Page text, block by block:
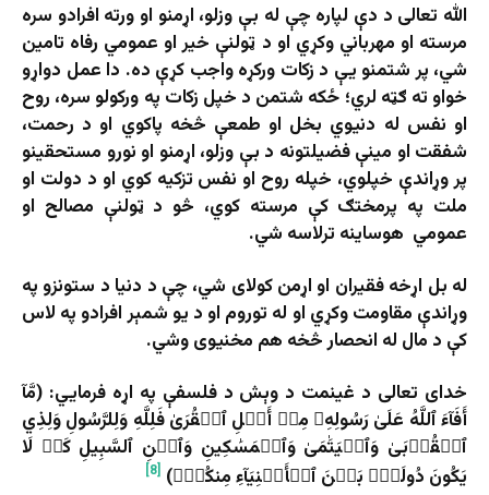
الله تعالی د دې لپاره چې له بې وزلو، اړمنو او ورته افرادو سره
مرسته او مهرباني وکړي او د ټولنې خیر او عمومي رفاه تامین
شي، پر شتمنو یې د زکات ورکړه واجب کړې ده. دا عمل دواړو
خواو ته ګټه لري؛ ځکه شتمن د خپل زکات په ورکولو سره، روح
او نفس له دنیوي بخل او طمعې څخه پاکوي او د رحمت،
شفقت او مینې فضیلتونه د بې وزلو، اړمنو او نورو مستحقینو
پر وړاندې خپلوي، خپله روح او نفس تزکیه کوي او د دولت او
ملت په پرمختګ کې مرسته کوي، څو د ټولنې مصالح او
عمومي هوساینه ترلاسه شي.
له بل اړخه فقیران او اړمن کولای شي، چې د دنیا د ستونزو په
وړاندې مقاومت وکړي او له توروم او د یو شمېر افرادو په لاس
کې د مال له انحصار څخه هم مخنیوی وشي.
خدای تعالی د غینمت د وېش د فلسفې په اړه فرمايي: (مَّآ
أَفَآءَ ٱللَّهُ عَلَىٰ رَسُولِهِۦ مِنۡ أَهۡلِ ٱلۡقُرَىٰ فَلِلَّهِ وَلِلرَّسُولِ وَلِذِي
ٱلۡقُرۡبَىٰ وَٱلۡيَتَٰمَىٰ وَٱلۡمَسَٰكِينِ وَٱبۡنِ ٱلسَّبِيلِ كَيۡ لَا
يَكُونَ دُولَةَۢ بَيۡنَ ٱلۡأَغۡنِيَآءِ مِنكُمۡۚ) [8]